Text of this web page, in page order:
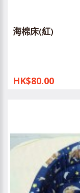
海棉床(紅)
HK$80.00